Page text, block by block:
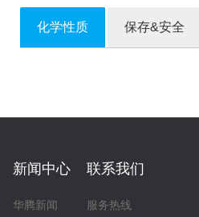
化学性质 保存&安全
新闻中心
华腾新闻
联系我们
服务热线